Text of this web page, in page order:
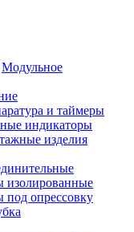
Модульное
и таймеры
индикаторы
изделия
изолированные
под опрессовку